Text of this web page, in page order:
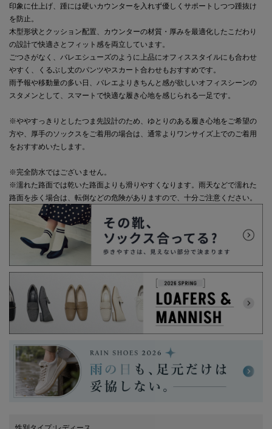
印象に仕上げ、踵には硬いカウンターを入れず優しくサポートしつつ踵抜け
を防止。
木型形状とクッション配置、カウンターの材質・厚みを最適化したこだわり
の設計で快適さとフィット感を両立しています。
ごつさがなく、バレエシューズのように上品にオフィススタイルにも合わせ
やすく、くるぶし丈のパンツやスカート合わせもおすすめです。
雨予報や移動量の多い日、バレエよりきちんと感が欲しいオフィスシーンの
スタメンとして、スマートで快適な履き心地を感じられる一足です。
※ややすっきりとしたつま先設計のため、ゆとりのある履き心地をご希望の
方や、厚手のソックスをご着用の場合は、通常よりワンサイズ上でのご着用
をおすすめいたします。
※完全防水ではございません。
※濡れた路面では乾いた路面よりも滑りやすくなります。雨天などで濡れた
路面を歩く場合は、転倒などの危険がありますので、十分ご注意ください。